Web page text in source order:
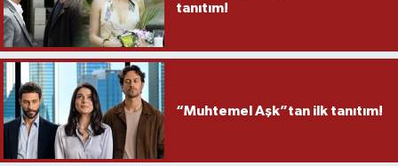
tanıtım!
“Muhtemel Aşk”tan ilk tanıtım!